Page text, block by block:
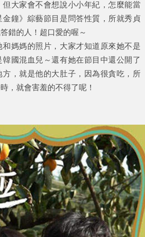
但大家會不會想說小小年紀，怎麼能當
金鐘》 綜藝節目是問答性質，所就秀貞
錯的人！超口愛的喔～
和媽媽的照片，大家才知道原來她不是
國混血兒～還有她在節目中還公開了
，就是他的大肚子，因為很貪吃，所
，就會害羞的不得了呢！